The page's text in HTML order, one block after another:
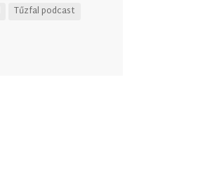
Tűzfal podcast